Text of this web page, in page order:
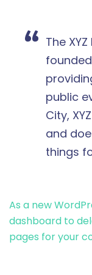
The
founded
public
City,
and
things
As a new
dashboard to
pages for your